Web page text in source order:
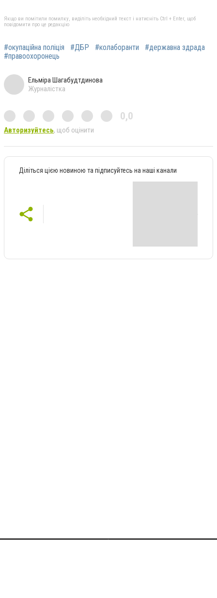
Якщо ви помітили помилку, виділіть необхідний текст і натисніть Ctrl + Enter, щоб
повідомити про це редакцію
#окупаційна поліція #ДБР #колаборанти
#державна здрада
#правоохоронець
Ельміра Шагабудтдинова
Журналістка
0,0
Авторизуйтесь, щоб оцінити
Діліться цією новиною та підписуйтесь на наші канали